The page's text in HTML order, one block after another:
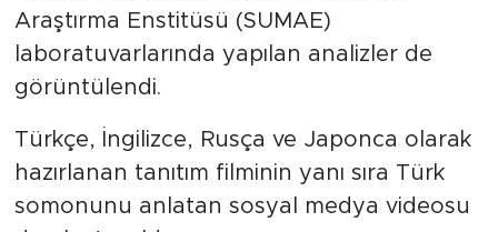
Araştırma Enstitüsü (SUMAE)
laboratuvarlarında yapılan analizler de
görüntülendi.
Türkçe, İngilizce, Rusça ve Japonca olarak
hazırlanan tanıtım filminin yanı sıra Türk
somonunu anlatan sosyal medya videosu